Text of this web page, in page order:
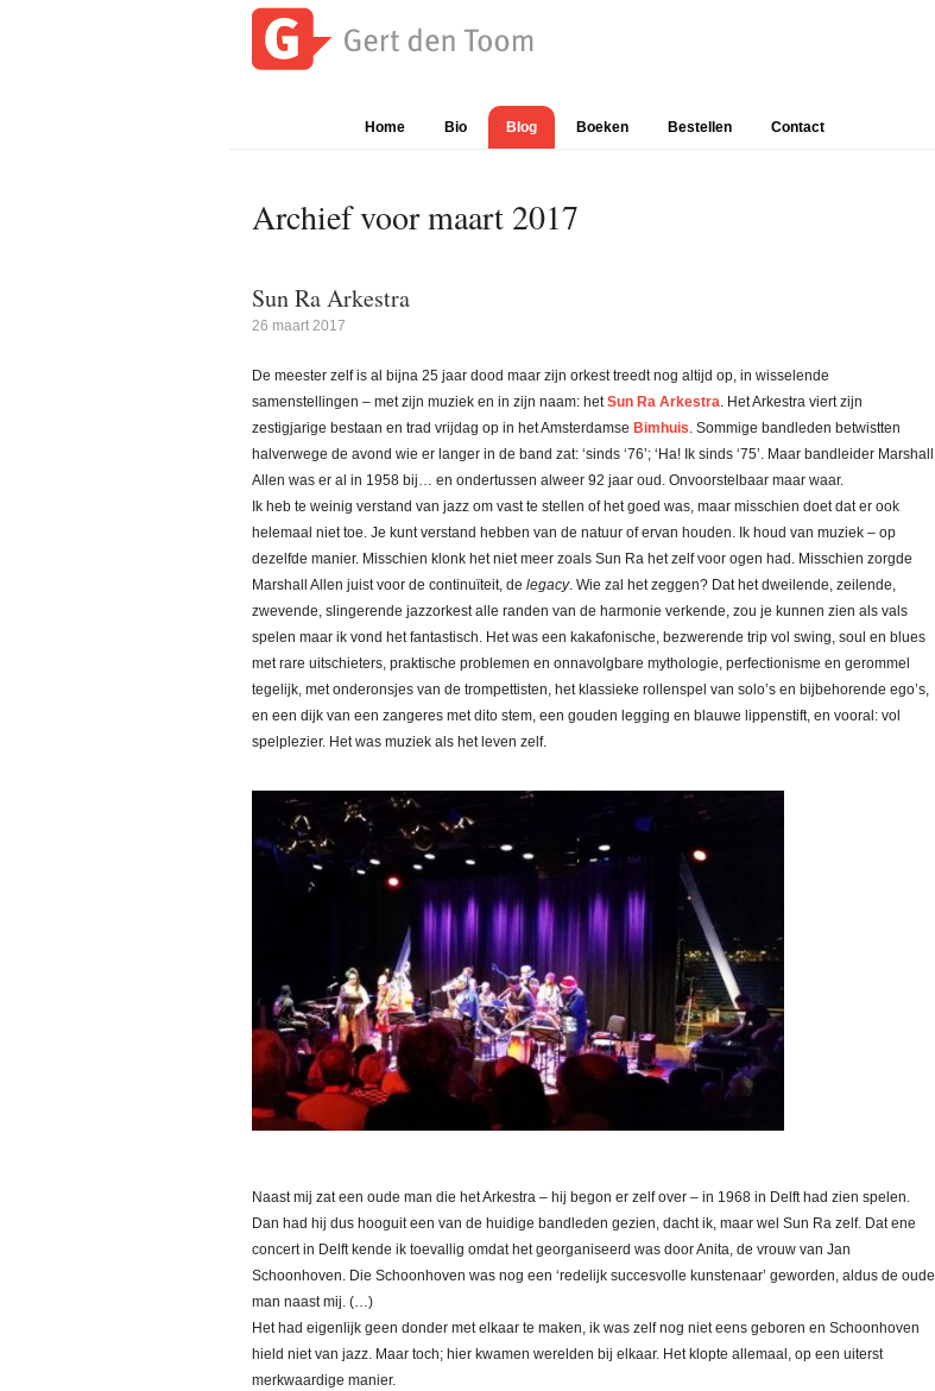
mee
Home Bio Blog Boeken Bestellen Contact
Archief voor maart 2017
Sun Ra Arkestra
26 maart 2017
De meester zelf is al bijna 25 jaar dood maar zijn orkest treedt nog altijd op, in wisselende
samenstellingen – met zijn muziek en in zijn naam: hetSun Ra Arkestra. Het Arkestra viert zijn
zestigjarige bestaan en trad vrijdag op in het Amsterdamse Bimhuis. Sommige bandleden betwistten
halverwege de avond wie er langer in de band zat: ‘sinds ‘76’; ‘Ha! Ik sinds ‘75’. Maar bandleider Marshall
Allen was er al in 1958 bij… en ondertussen alweer 92 jaar oud. Onvoorstelbaar maar waar.
Ik heb te weinig verstand van jazz om vast te stellen of het goed was, maar misschien doet dat er ook
helemaal niet toe. Je kunt verstand hebben van de natuur of ervan houden. Ik houd van muziek – op
dezelfde manier. Misschien klonk het niet meer zoals Sun Ra het zelf voor ogen had. Misschien zorgde
Marshall Allen juist voor de continuïteit, de legacy. Wie zal het zeggen? Dat het dweilende, zeilende,
zwevende, slingerende jazzorkest alle randen van de harmonie verkende, zou je kunnen zien als vals
spelen maar ik vond het fantastisch. Het was een kakafonische, bezwerende trip vol swing, soul en blues
met rare uitschieters, praktische problemen en onnavolgbare mythologie, perfectionisme en gerommel
tegelijk, met onderonsjes van de trompettisten, het klassieke rollenspel van solo’s en bijbehorende ego’s,
en een dijk van een zangeres met dito stem, een gouden legging en blauwe lippenstift, en vooral: vol
spelplezier. Het was muziek als het leven zelf.
Naast mij zat een oude man die het Arkestra – hij begon er zelf over – in 1968 in Delft had zien spelen.
Dan had hij dus hooguit een van de huidige bandleden gezien, dacht ik, maar wel Sun Ra zelf. Dat ene
concert in Delft kende ik toevallig omdat het georganiseerd was door Anita, de vrouw van Jan
Schoonhoven. Die Schoonhoven was nog een ‘redelijk succesvolle kunstenaar’ geworden, aldus de oude
man naast mij. (…)
Het had eigenlijk geen donder met elkaar te maken, ik was zelf nog niet eens geboren en Schoonhoven
hield niet van jazz. Maar toch; hier kwamen werelden bij elkaar. Het klopte allemaal, op een uiterst
merkwaardige manier.